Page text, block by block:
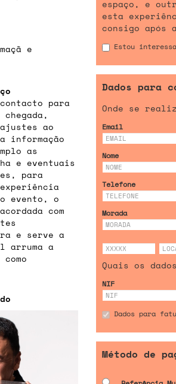
e
para
ao
informação
as
e eventuais
para
evento, o
com
e serve a
arruma a
espaço, e
esta
consigo após
Estou
Dados para
Onde se
Email
Nome
Telefone
Morada
Quais os
NIF
Dados para
Método de